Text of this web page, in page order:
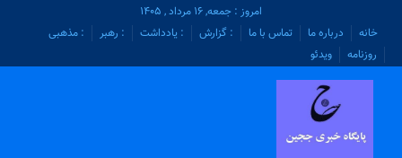
امروز : جمعه, ۱۶ مرداد , ۱۴۰۵
خانه
درباره ما تماس با ما : گزارش : یادداشت : رهبر
: مذهبی
روزنامه
ویدئو